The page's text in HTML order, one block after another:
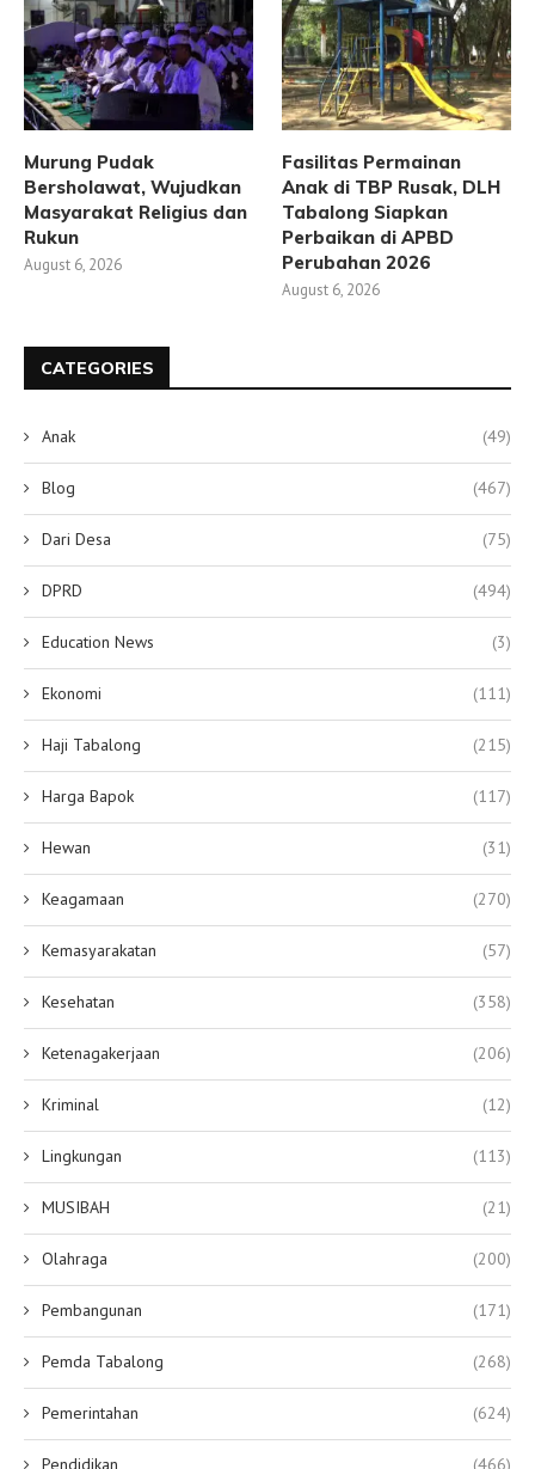
Murung Pudak
Bersholawat, Wujudkan
Masyarakat Religius dan
Rukun
August 6, 2026
Fasilitas Permainan
Anak di TBP Rusak, DLH
Tabalong Siapkan
Perbaikan di APBD
Perubahan 2026
August 6, 2026
CATEGORIES
Anak (49)
Blog (467)
Dari Desa (75)
DPRD (494)
Education News (3)
Ekonomi (111)
Haji Tabalong (215)
Harga Bapok (117)
Hewan (31)
Keagamaan (270)
Kemasyarakatan (57)
Kesehatan (358)
Ketenagakerjaan (206)
Kriminal (12)
Lingkungan (113)
MUSIBAH (21)
Olahraga (200)
Pembangunan (171)
Pemda Tabalong (268)
Pemerintahan (624)
Pendidikan (466)